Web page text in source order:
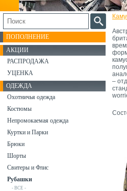
–
ПОПОЛНЕНИЕ
АКЦИИ
РАСПРОДАЖА
УЦЕНКА
ОДЕЖДА
Охотничья одежда
Костюмы
Непромокаемая одежда
Куртки и Парки
Брюки
Шорты
Свитеры и Флис
Рубашки
- ВСЕ -